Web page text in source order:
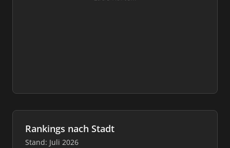
Rankings nach Stadt
Stand: Juli 2026